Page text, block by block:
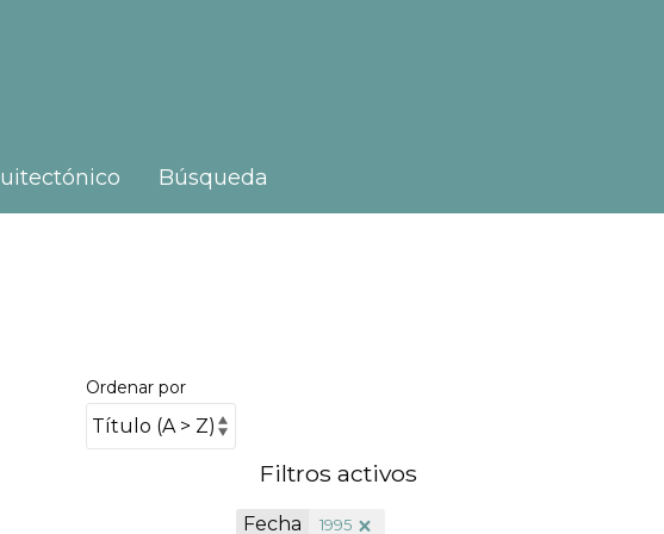
Búsqueda
Ordenar por
Filtros activos
Fecha 1995